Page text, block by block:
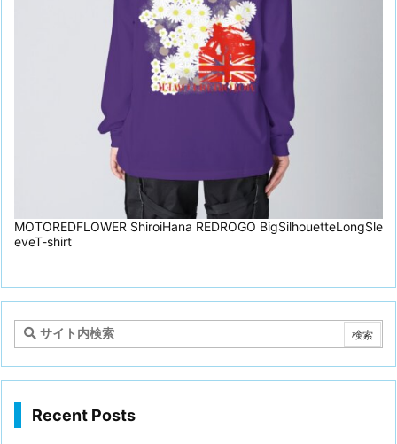
MOTOREDFLOWER ShiroiHana REDROGO BigSilhouetteLongSle
eveT-shirt
Recent Posts